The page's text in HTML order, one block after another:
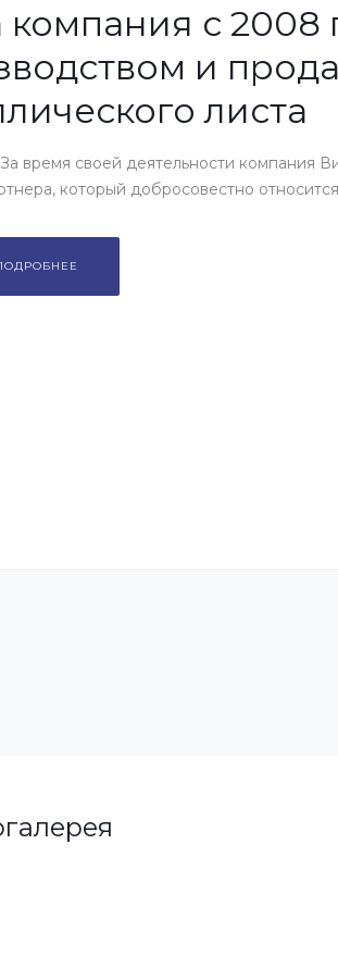
с 2008
и
листа
время своей деятельности компания
который добросовестно